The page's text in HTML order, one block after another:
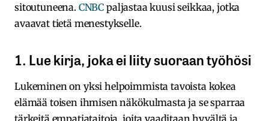
sitoutuneena. CNBC paljastaa kuusi seikkaa, jotka
avaavat tietä menestykselle.
1. Lue kirja, joka ei liity suoraan työhösi
Lukeminen on yksi helpoimmista tavoista kokea
elämää toisen ihmisen näkökulmasta ja se sparraa
tärkeitä empatiataitoja, joita vaaditaan hyvältä ja